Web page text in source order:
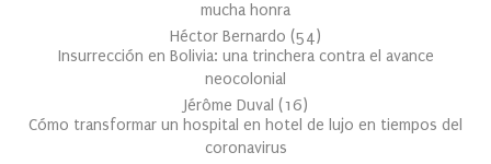
mucha honra
Héctor Bernardo (54)
Insurrección en Bolivia: una trinchera contra el avance
neocolonial
Jérôme Duval (16)
Cómo transformar un hospital en hotel de lujo en tiempos del
coronavirus